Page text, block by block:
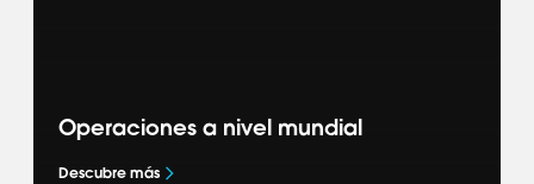
Operaciones a nivel mundial
Descubre más